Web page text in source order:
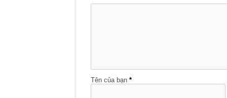
Tên của bạn *